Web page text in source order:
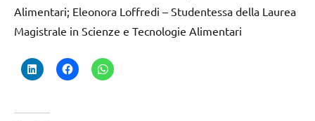
Alimentari; Eleonora Loffredi – Studentessa della Laurea
Magistrale in Scienze e Tecnologie Alimentari